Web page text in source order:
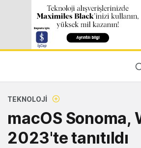
TEKNOLOJI
macOS Sonoma,
2023'te tanıtıldı